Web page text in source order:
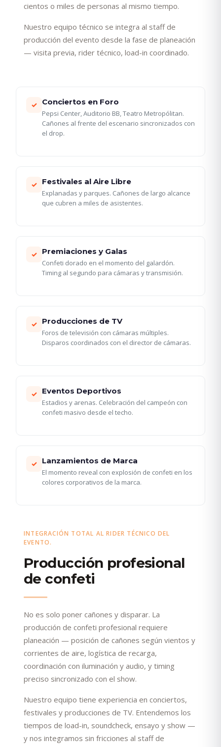
cientos o miles de personas al mismo tiempo.
Nuestro equipo técnico se integra al staff de
producción del evento desde la fase de planeación
— visita previa, rider técnico, load-in coordinado.
✓ Conciertos en Foro
Pepsi Center, Auditorio BB, Teatro Metropólitan.
Cañones al frente del escenario sincronizados con
el drop.
✓ Festivales al Aire Libre
Explanadas y parques. Cañones de largo alcance
que cubren a miles de asistentes.
✓ Premiaciones y Galas
Confeti dorado en el momento del galardón.
Timing al segundo para cámaras y transmisión.
✓ Producciones de TV
Foros de televisión con cámaras múltiples.
Disparos coordinados con el director de cámaras.
✓ Eventos Deportivos
Estadios y arenas. Celebración del campeón con
confeti masivo desde el techo.
✓ Lanzamientos de Marca
El momento reveal con explosión de confeti en los
colores corporativos de la marca.
INTEGRACIÓN TOTAL AL RIDER TÉCNICO DEL
EVENTO.
Producción profesional
de confeti
No es solo poner cañones y disparar. La
producción de confeti profesional requiere
planeación — posición de cañones según vientos y
corrientes de aire, logística de recarga,
coordinación con iluminación y audio, y timing
preciso sincronizado con el show.
Nuestro equipo tiene experiencia en conciertos,
festivales y producciones de TV. Entendemos los
tiempos de load-in, soundcheck, ensayo y show —
y nos integramos sin fricciones al staff de